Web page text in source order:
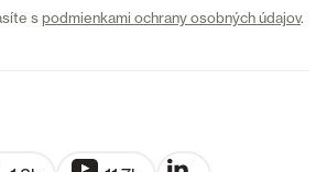
spodmienkami ochrany osobných údajov.